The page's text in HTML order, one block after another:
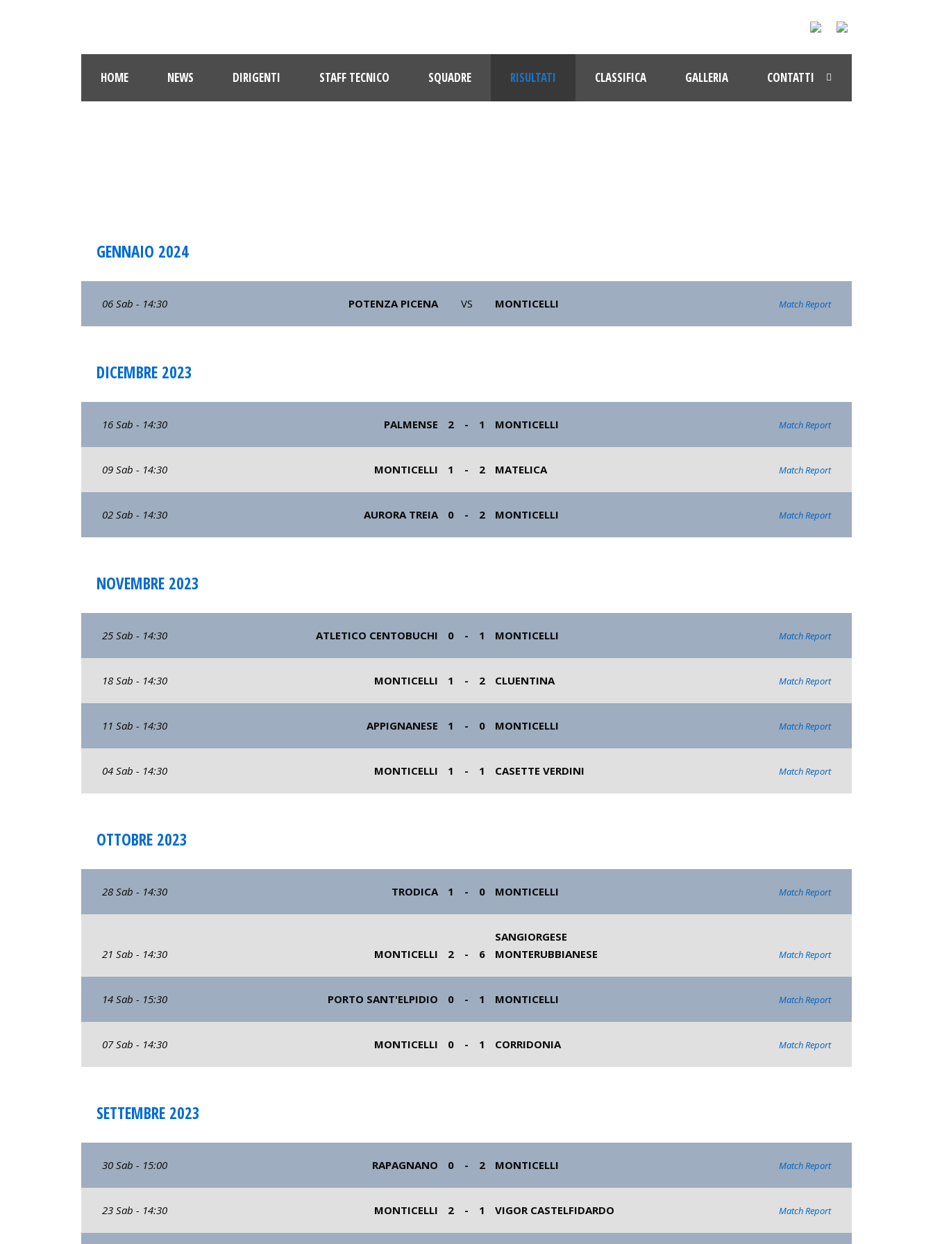
HOME NEWS DIRIGENTI STAFF TECNICO SQUADRE RISULTATI CLASSIFICA GALLERIA CONTATTI
GENNAIO 2024
06 Sab - 14:30 POTENZA PICENA VS MONTICELLI Match Report
DICEMBRE 2023
16 Sab - 14:30 PALMENSE 2 - 1 MONTICELLI Match Report
09 Sab - 14:30 MONTICELLI 1 - 2 MATELICA Match Report
02 Sab - 14:30 AURORA TREIA 0 - 2 MONTICELLI Match Report
NOVEMBRE 2023
25 Sab - 14:30 ATLETICO CENTOBUCHI 0 - 1 MONTICELLI Match Report
18 Sab - 14:30 MONTICELLI 1 - 2 CLUENTINA Match Report
11 Sab - 14:30 APPIGNANESE 1 - 0 MONTICELLI Match Report
04 Sab - 14:30 MONTICELLI 1 - 1 CASETTE VERDINI Match Report
OTTOBRE 2023
28 Sab - 14:30 TRODICA 1 - 0 MONTICELLI Match Report
21 Sab - 14:30 MONTICELLI 2 - 6
SANGIORGESE
MONTERUBBIANESE
Match Report
14 Sab - 15:30 PORTO SANT'ELPIDIO 0 - 1 MONTICELLI Match Report
07 Sab - 14:30 MONTICELLI 0 - 1 CORRIDONIA Match Report
SETTEMBRE 2023
30 Sab - 15:00 RAPAGNANO 0 - 2 MONTICELLI Match Report
23 Sab - 14:30 MONTICELLI 2 - 1 VIGOR CASTELFIDARDO Match Report